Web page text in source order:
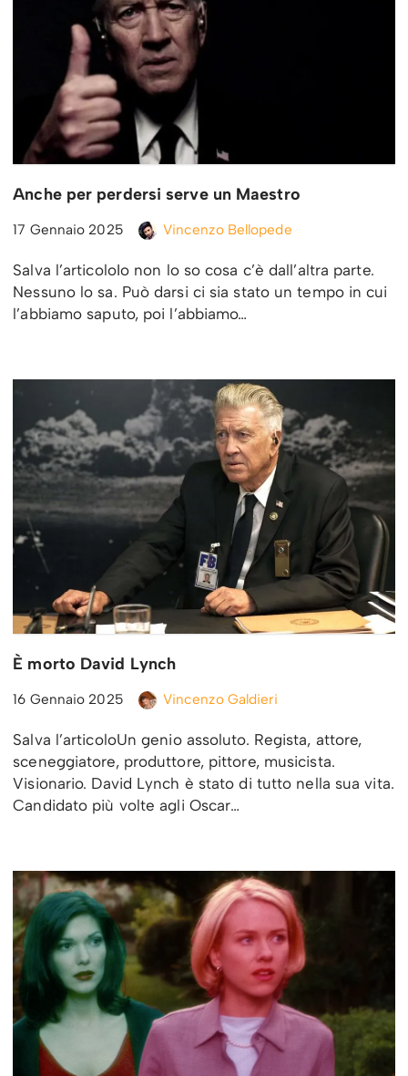
Anche per perdersi serve un Maestro
17 Gennaio 2025 Vincenzo Bellopede
Salva l’articoloIo non lo so cosa c’è dall’altra parte.
Nessuno lo sa. Può darsi ci sia stato un tempo in cui
l’abbiamo saputo, poi l’abbiamo…
È morto David Lynch
16 Gennaio 2025 Vincenzo Galdieri
Salva l’articoloUn genio assoluto. Regista, attore,
sceneggiatore, produttore, pittore, musicista.
Visionario. David Lynch è stato di tutto nella sua vita.
Candidato più volte agli Oscar…